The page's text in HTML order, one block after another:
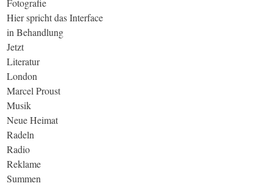
Hier spricht das Interface
in Behandlung
Jetzt
Literatur
London
Marcel Proust
Musik
Neue Heimat
Radeln
Radio
Reklame
Summen